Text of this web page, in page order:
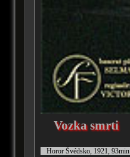
Vozka smrti
Horor Švédsko, 1921, 93min